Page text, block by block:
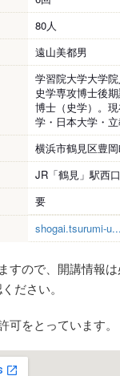
80人
遠山美都男
学習院大学大学
史学専攻博士後期
博士（史学）。
学・日本大学・立
横浜市鶴見区豊
JR「鶴見」駅西
要
shogai.tsurumi-u...
すので、開講情報
ださい。
可をとっています。